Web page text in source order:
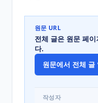
원문 URL
전체 글은 원문 페
다.
원문에서 전체 글
작성자